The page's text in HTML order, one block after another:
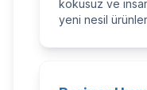
kokusuz ve
yeni nesil